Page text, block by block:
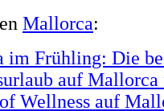
Mallorca:
im Frühling: Die
auf Mallorca
Wellness auf